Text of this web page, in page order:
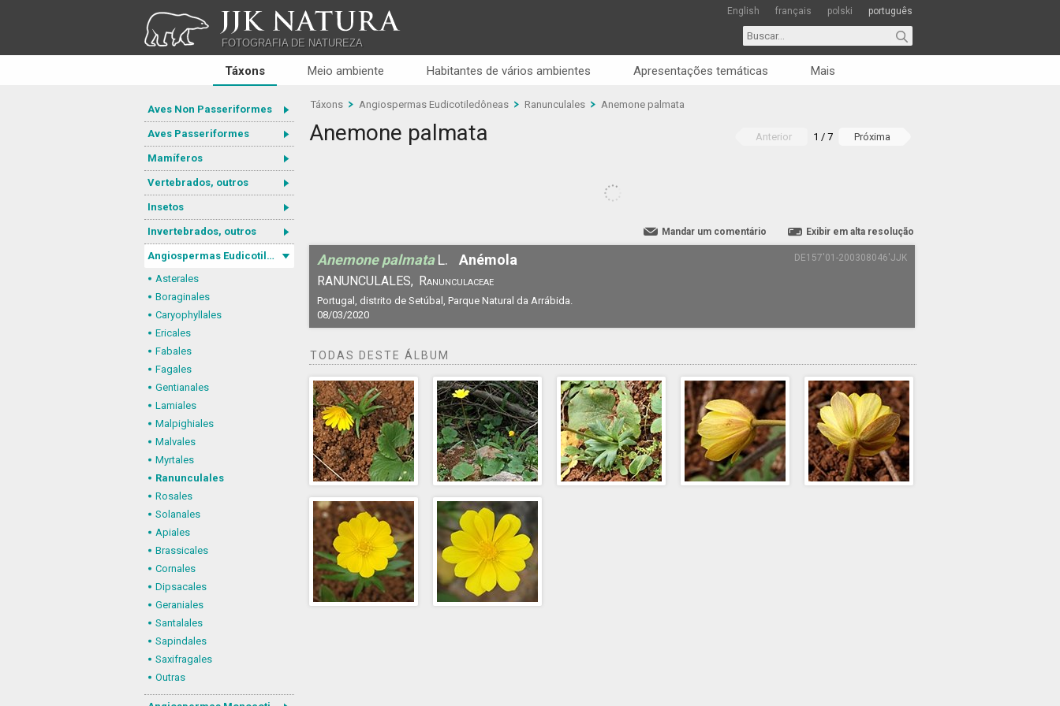
JJK NATURA
FOTOGRAFIA DE NATUREZA
English français polski português
Táxons Meio ambiente Habitantes de vários ambientes Apresentações temáticas Mais
Aves Non Passeriformes
Aves Passeriformes
Mamíferos
Vertebrados, outros
Insetos
Invertebrados, outros
Angiospermas Eudicotiledôneas
Asterales
Boraginales
Caryophyllales
Ericales
Fabales
Fagales
Gentianales
Lamiales
Malpighiales
Malvales
Myrtales
Ranunculales
Rosales
Solanales
Apiales
Brassicales
Cornales
Dipsacales
Geraniales
Santalales
Sapindales
Saxifragales
Outras
Táxons Angiospermas Eudicotiledôneas Ranunculales Anemone palmata
Anemone palmata Anterior 1 / 7 Próxima
Exibir em alta resolução
Mandar um comentário
Anemone palmata L. Anémola
RANUNCULALES, Ranunculaceae
Portugal, distrito de Setúbal, Parque Natural da Arrábida.
08/03/2020
DE157'01-200308046'JJK
TODAS DESTE ÁLBUM